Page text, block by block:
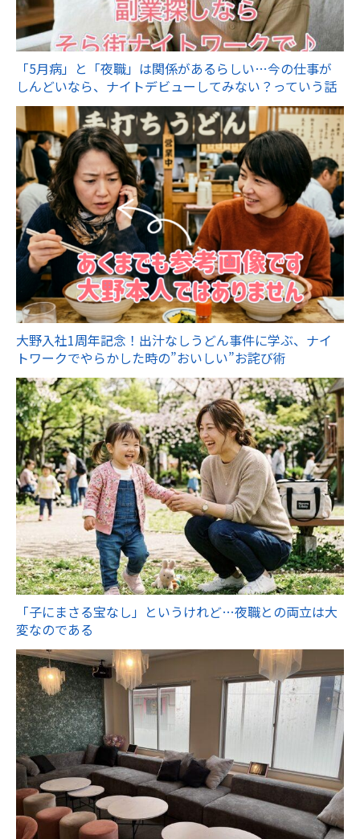
「5月病」と「夜職」は関係があるらしい…今の仕事が
しんどいなら、ナイトデビューしてみない？っていう話
大野入社1周年記念！出汁なしうどん事件に学ぶ、ナイ
トワークでやらかした時の”おいしい”お詫び術
「子にまさる宝なし」というけれど…夜職との両立は大
変なのである